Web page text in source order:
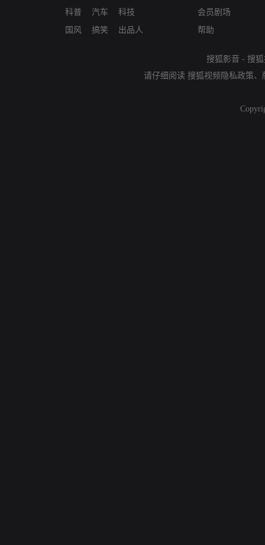
科普
国风
汽车
搞笑
科技
出品人
会员剧场
帮助
搜狐影音 - 搜
请仔细阅读 搜狐视频隐私政策、